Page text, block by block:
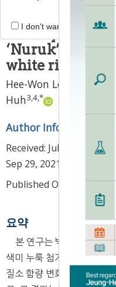
characteristics
activity of
‘Nuruk’ made
white rice flour
Hee-Won Lee Ki-
Huh3,4,*
Author Information
Received: Jul 15, 2021;
Sep 29, 2021
Published Online: Oct
요약
본 연구는 백미 쌀누룩
색미 누룩 첨가 고추장 5종
질소 함량 변화, 총세균수,
I don't want to open this